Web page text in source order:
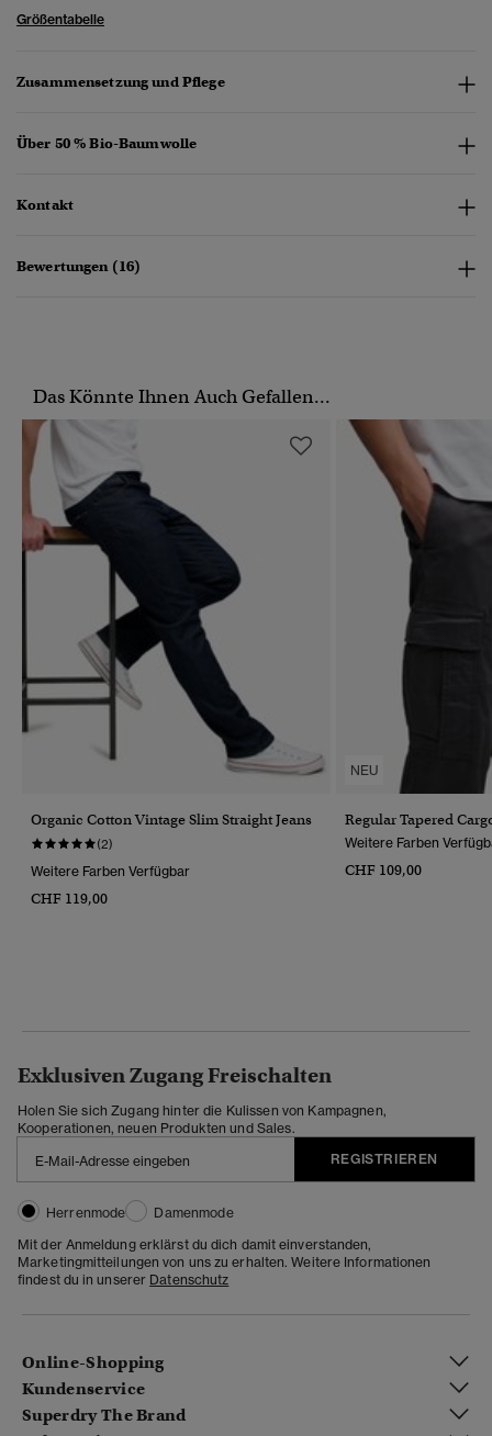
Größentabelle
Zusammensetzung und Pflege
Über 50 % Bio-Baumwolle
Kontakt
Bewertungen (16)
Das Könnte Ihnen Auch Gefallen...
Organic Cotton Vintage Slim Straight Jeans
(2)
Weitere Farben Verfügbar
CHF 119,00
NEU
Regular Tapered
Weitere Farben
CHF 109,00
Exklusiven Zugang Freischalten
Holen Sie sich Zugang hinter die Kulissen von Kampagnen,
Kooperationen, neuen Produkten und Sales.
REGISTRIEREN
Herrenmode
Damenmode
Mit der Anmeldung erklärst du dich damit einverstanden,
Marketingmitteilungen von uns zu erhalten. Weitere Informationen
findest du in unserer Datenschutz
Online-Shopping
Kundenservice
Superdry The Brand